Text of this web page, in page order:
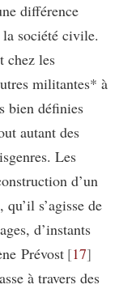
différence
société civile.
chez les
militantes* à
bien définies
autant des
Les
d’un
s’agisse de
d’instants
Prévost 17
à travers des